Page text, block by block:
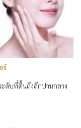
ร์
ะดับที่ตื้นถึงลึกปานกลาง